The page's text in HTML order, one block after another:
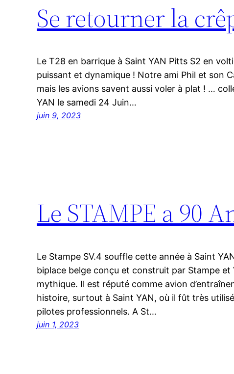
Se retourner la
Le T28 en barrique à Saint YAN Pitts S2 en
puissant et dynamique ! Notre ami Phil et son
mais les avions savent aussi voler à plat ! …
YAN le samedi 24 Juin…
juin 9, 2023
Le STAMPE a 90
Le Stampe SV.4 souffle cette année à Saint
biplace belge conçu et construit par Stampe
mythique. Il est réputé comme avion
histoire, surtout à Saint YAN, où il fût très
pilotes professionnels. A St…
juin 1, 2023